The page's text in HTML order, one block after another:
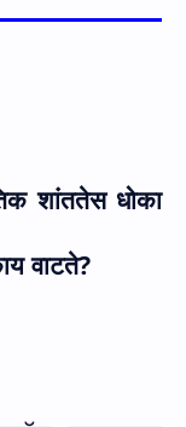
शांततेस धोका
वाटते?